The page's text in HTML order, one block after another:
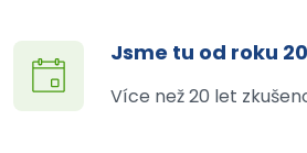
Jsme tu od roku
Více než 20 let